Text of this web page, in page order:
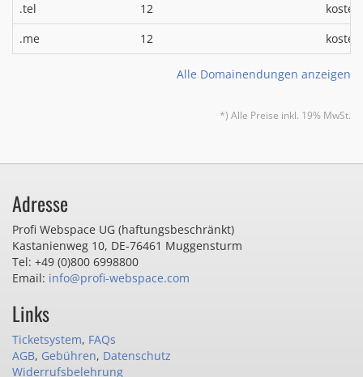
.tel
12
.me
12
Alle Domainendungen anzeigen
*) Alle Preise inkl. 19% MwSt.
Adresse
Profi Webspace UG (haftungsbeschränkt)
Kastanienweg 10, DE-76461 Muggensturm
Tel: +49 (0)800 6998800
Email: info@profi-webspace.com
Links
Ticketsystem, FAQs
AGB, Gebühren, Datenschutz
Widerrufsbelehrung